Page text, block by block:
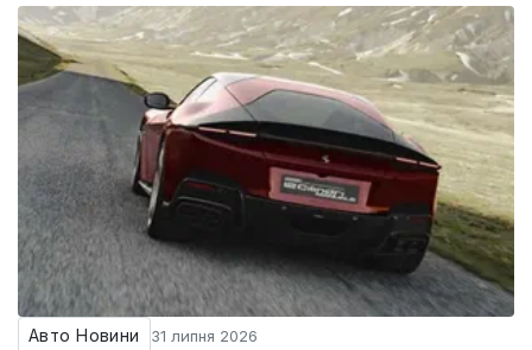
Авто Новини 31 липня 2026